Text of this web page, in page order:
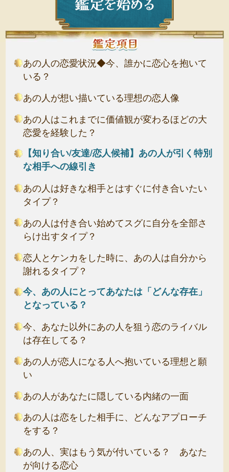
あの人の恋愛状況◆今、誰かに恋心を抱いて
いる？
あの人が想い描いている理想の恋人像
あの人はこれまでに価値観が変わるほどの大
恋愛を経験した？
【知り合い/友達/恋人候補】あの人が引く特別
な相手への線引き
あの人は好きな相手とはすぐに付き合いたい
タイプ？
あの人は付き合い始めてスグに自分を全部さ
らけ出すタイプ？
恋人とケンカをした時に、あの人は自分から
謝れるタイプ？
今、あの人にとってあなたは「どんな存在」
となっている？
今、あなた以外にあの人を狙う恋のライバル
は存在してる？
あの人が恋人になる人へ抱いている理想と願
い
あの人があなたに隠している内緒の一面
あの人は恋をした相手に、どんなアプローチ
をする？
あの人、実はもう気が付いている？ あなた
が向ける恋心